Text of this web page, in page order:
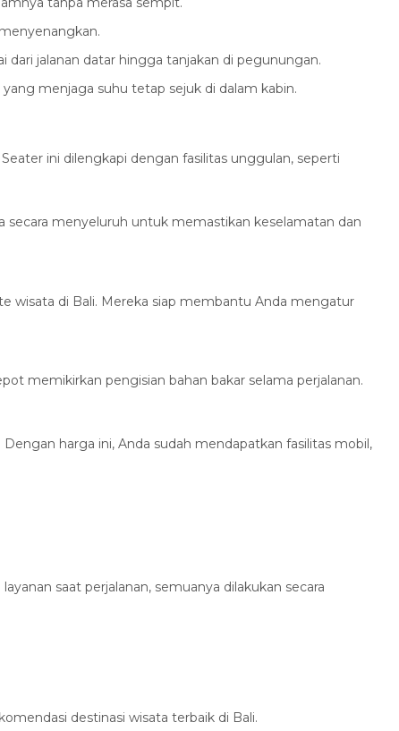
jalanan datar hingga tanjakan di pegunungan.
menjaga suhu tetap sejuk di dalam kabin.
ini dilengkapi dengan fasilitas unggulan, seperti
secara menyeluruh untuk memastikan keselamatan dan
wisata di Bali. Mereka siap membantu Anda mengatur
memikirkan pengisian bahan bakar selama perjalanan.
harga ini, Anda sudah mendapatkan fasilitas mobil,
saat perjalanan, semuanya dilakukan secara
destinasi wisata terbaik di Bali.